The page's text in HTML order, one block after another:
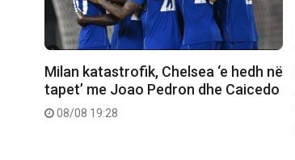
Milan katastrofik, Chelsea ‘e hedh në
tapet’ me Joao Pedron dhe Caicedo
08/08 19:28